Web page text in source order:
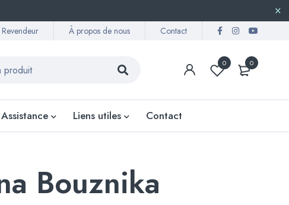
À propos de nous Contact
0
0
Assistance Liens utiles Contact
Bouznika